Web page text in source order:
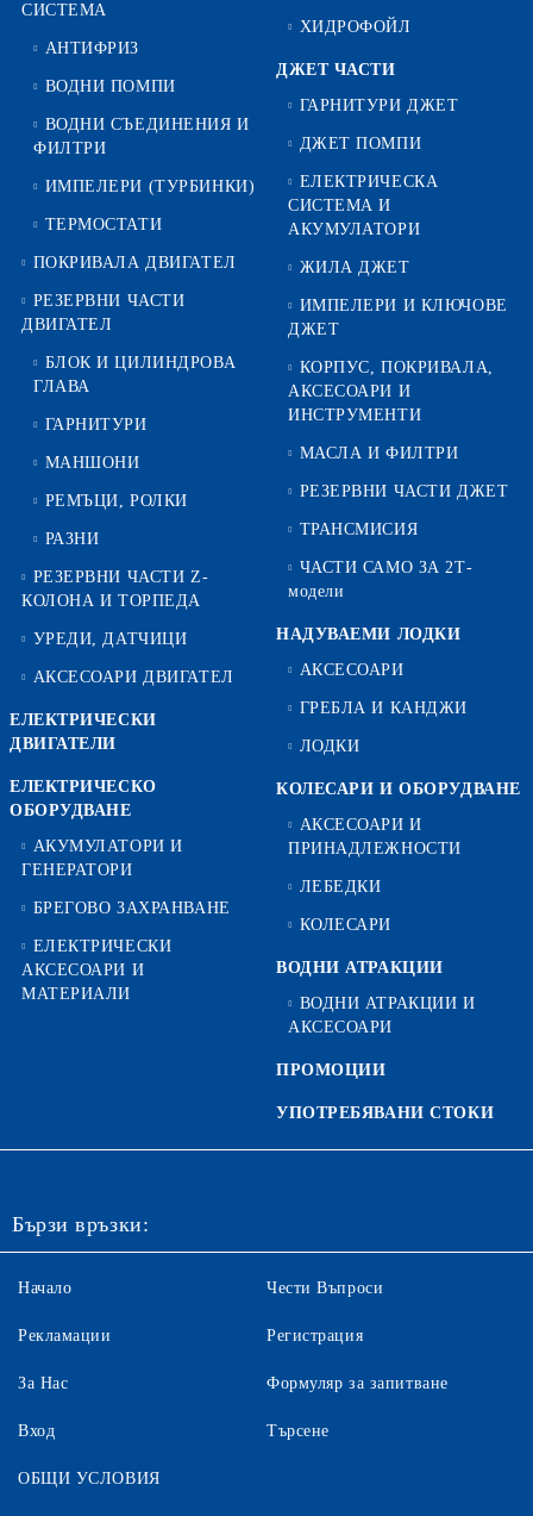
СИСТЕМА
АНТИФРИЗ
ВОДНИ ПОМПИ
ВОДНИ СЪЕДИНЕНИЯ И
ФИЛТРИ
ИМПЕЛЕРИ (ТУРБИНКИ)
ТЕРМОСТАТИ
ПОКРИВАЛА ДВИГАТЕЛ
РЕЗЕРВНИ ЧАСТИ
ДВИГАТЕЛ
БЛОК И ЦИЛИНДРОВА
ГЛАВА
ГАРНИТУРИ
МАНШОНИ
РЕМЪЦИ, РОЛКИ
РАЗНИ
РЕЗЕРВНИ ЧАСТИ Z-
КОЛОНА И ТОРПЕДА
УРЕДИ, ДАТЧИЦИ
АКСЕСОАРИ ДВИГАТЕЛ
ЕЛЕКТРИЧЕСКИ
ДВИГАТЕЛИ
ЕЛЕКТРИЧЕСКО
ОБОРУДВАНЕ
АКУМУЛАТОРИ И
ГЕНЕРАТОРИ
БРЕГОВО ЗАХРАНВАНЕ
ЕЛЕКТРИЧЕСКИ
АКСЕСОАРИ И
МАТЕРИАЛИ
ХИДРОФОЙЛ
ДЖЕТ ЧАСТИ
ГАРНИТУРИ ДЖЕТ
ДЖЕТ ПОМПИ
ЕЛЕКТРИЧЕСКА
СИСТЕМА И
АКУМУЛАТОРИ
ЖИЛА ДЖЕТ
ИМПЕЛЕРИ И КЛЮЧОВЕ
ДЖЕТ
КОРПУС, ПОКРИВАЛА,
АКСЕСОАРИ И
ИНСТРУМЕНТИ
МАСЛА И ФИЛТРИ
РЕЗЕРВНИ ЧАСТИ ДЖЕТ
ТРАНСМИСИЯ
ЧАСТИ САМО ЗА 2Т-
модели
НАДУВАЕМИ ЛОДКИ
АКСЕСОАРИ
ГРЕБЛА И КАНДЖИ
ЛОДКИ
КОЛЕСАРИ И ОБОРУДВАНЕ
АКСЕСОАРИ И
ПРИНАДЛЕЖНОСТИ
ЛЕБЕДКИ
КОЛЕСАРИ
ВОДНИ АТРАКЦИИ
ВОДНИ АТРАКЦИИ И
АКСЕСОАРИ
ПРОМОЦИИ
УПОТРЕБЯВАНИ СТОКИ
Бързи връзки:
Начало
Рекламации
За Нас
Вход
Чести Въпроси
Регистрация
Формуляр за запитване
Търсене
ОБЩИ УСЛОВИЯ